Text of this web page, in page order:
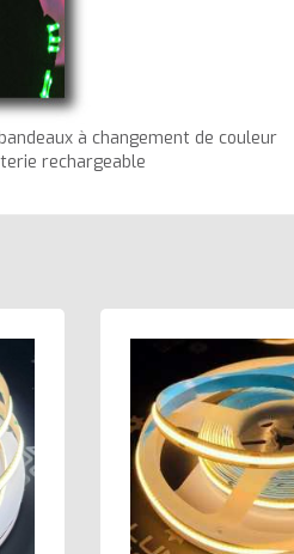
à changement de couleur
rechargeable